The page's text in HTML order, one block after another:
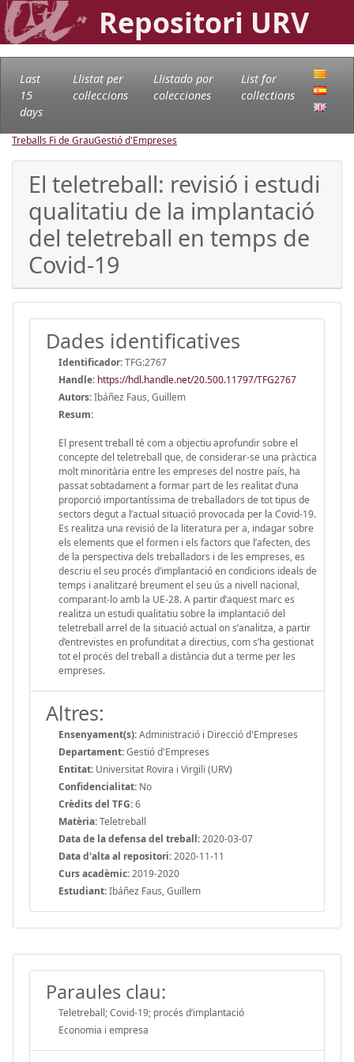
Repositori URV
Last
15
days
Llistat per
col·leccions
Llistado por
colecciones
List for
collections
Treballs Fi de GrauGestió d'Empreses
El teletreball: revisió i estudi
qualitatiu de la implantació
del teletreball en temps de
Covid-19
Dades identificatives
Identificador:TFG:2767
Handle: https://hdl.handle.net/20.500.11797/TFG2767
Autors:Ibáñez Faus, Guillem
Resum:
El present treball té com a objectiu aprofundir sobre el
concepte del teletreball que, de considerar-se una pràctica
molt minoritària entre les empreses del nostre país, ha
passat sobtadament a formar part de les realitat d’una
proporció importantíssima de treballadors de tot tipus de
sectors degut a l’actual situació provocada per la Covid-19.
Es realitza una revisió de la literatura per a, indagar sobre
els elements que el formen i els factors que l’afecten, des
de la perspectiva dels treballadors i de les empreses, es
descriu el seu procés d’implantació en condicions ideals de
temps i analitzaré breument el seu ús a nivell nacional,
comparant-lo amb la UE-28. A partir d’aquest marc es
realitza un estudi qualitatiu sobre la implantació del
teletreball arrel de la situació actual on s’analitza, a partir
d’entrevistes en profunditat a directius, com s’ha gestionat
tot el procés del treball a distància dut a terme per les
empreses.
Altres:
Ensenyament(s):Administració i Direcció d'Empreses
Departament:Gestió d'Empreses
Entitat: Universitat Rovira i Virgili (URV)
Confidencialitat: No
Crèdits del TFG:6
Matèria:Teletreball
Data de la defensa del treball:2020-03-07
Data d'alta al repositori:2020-11-11
Curs acadèmic:2019-2020
Estudiant:Ibáñez Faus, Guillem
Paraules clau:
Teletreball; Covid-19; procés d’implantació
Economia i empresa